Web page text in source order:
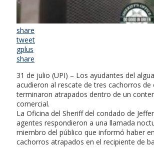
share
tweet
gplus
share
31 de julio (UPI) – Los ayudantes del
acudieron al rescate de tres cachorros de
terminaron atrapados dentro de un
comercial.
La Oficina del Sheriff del condado de
agentes respondieron a una llamada
miembro del público que informó haber
cachorros atrapados en el recipiente de